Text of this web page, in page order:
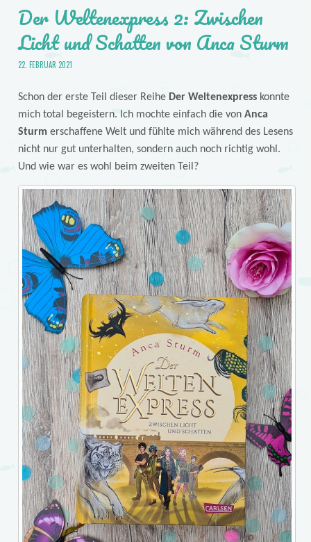
Der Weltenexpress 2: Zwischen
Licht und Schatten von Anca Sturm
22. FEBRUAR 2021
Schon der erste Teil dieser Reihe Der Weltenexpresskonnte
mich total begeistern. Ich mochte einfach die von Anca
Sturm erschaffene Welt und fühlte mich während des Lesens
nicht nur gut unterhalten, sondern auch noch richtig wohl.
Und wie war es wohl beim zweiten Teil?